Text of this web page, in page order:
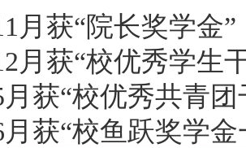
月获“院长奖学金”
月获“校优秀学生
月获“校优秀共青团
月获“校鱼跃奖学金